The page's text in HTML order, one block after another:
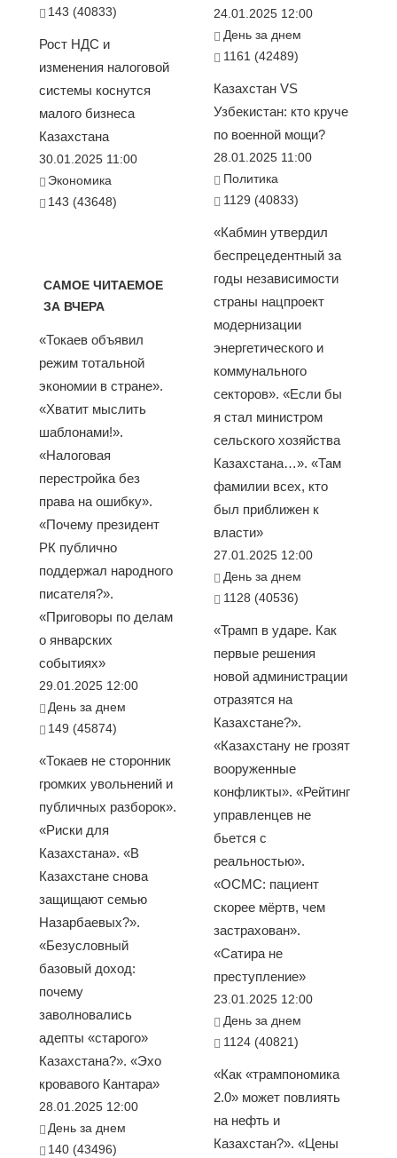
143 (40833)
Рост НДС и
изменения налоговой
системы коснутся
малого бизнеса
Казахстана
30.01.2025 11:00
Экономика
143 (43648)
САМОЕ ЧИТАЕМОЕ
ЗА ВЧЕРА
«Токаев объявил
режим тотальной
экономии в стране».
«Хватит мыслить
шаблонами!».
«Налоговая
перестройка без
права на ошибку».
«Почему президент
РК публично
поддержал народного
писателя?».
«Приговоры по делам
о январских
событиях»
29.01.2025 12:00
День за днем
149 (45874)
«Токаев не сторонник
громких увольнений и
публичных разборок».
«Риски для
Казахстана». «В
Казахстане снова
защищают семью
Назарбаевых?».
«Безусловный
базовый доход:
почему
заволновались
адепты «старого»
Казахстана?». «Эхо
кровавого Кантара»
28.01.2025 12:00
День за днем
140 (43496)
24.01.2025 12:00
День за днем
1161 (42489)
Казахстан VS
Узбекистан: кто круче
по военной мощи?
28.01.2025 11:00
Политика
1129 (40833)
«Кабмин утвердил
беспрецедентный за
годы независимости
страны нацпроект
модернизации
энергетического и
коммунального
секторов». «Если бы
я стал министром
сельского хозяйства
Казахстана…». «Там
фамилии всех, кто
был приближен к
власти»
27.01.2025 12:00
День за днем
1128 (40536)
«Трамп в ударе. Как
первые решения
новой администрации
отразятся на
Казахстане?».
«Казахстану не грозят
вооруженные
конфликты». «Рейтинг
управленцев не
бьется с
реальностью».
«ОСМС: пациент
скорее мёртв, чем
застрахован».
«Сатира не
преступление»
23.01.2025 12:00
День за днем
1124 (40821)
«Как «трампономика
2.0» может повлиять
на нефть и
Казахстан?». «Цены